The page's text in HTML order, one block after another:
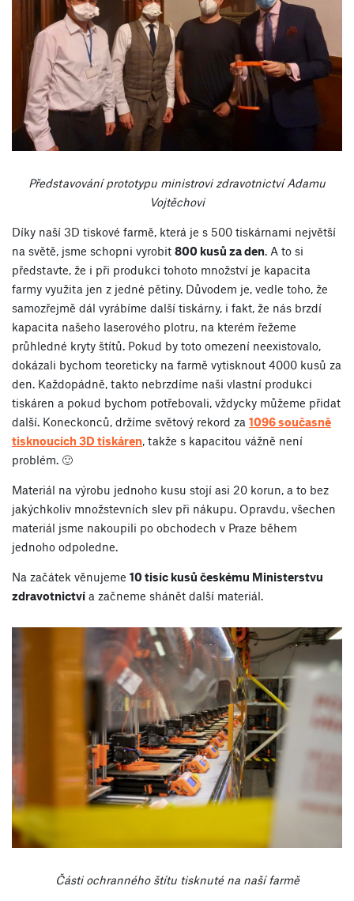
Představování prototypu ministrovi zdravotnictví Adamu
Vojtěchovi
Díky naší 3D tiskové farmě, která je s 500 tiskárnami největší
na světě, jsme schopni vyrobit 800 kusů za den. A to si
představte, že i při produkci tohoto množství je kapacita
farmy využita jen z jedné pětiny. Důvodem je, vedle toho, že
samozřejmě dál vyrábíme další tiskárny, i fakt, že nás brzdí
kapacita našeho laserového plotru, na kterém řežeme
průhledné kryty štítů. Pokud by toto omezení neexistovalo,
dokázali bychom teoreticky na farmě vytisknout 4000 kusů za
den. Každopádně, takto nebrzdíme naši vlastní produkci
tiskáren a pokud bychom potřebovali, vždycky můžeme přidat
další. Koneckonců, držíme světový rekord za 1096 současně
tisknoucích 3D tiskáren, takže s kapacitou vážně není
problém. 🙂
Materiál na výrobu jednoho kusu stojí asi 20 korun, a to bez
jakýchkoliv množstevních slev při nákupu. Opravdu, všechen
materiál jsme nakoupili po obchodech v Praze během
jednoho odpoledne.
Na začátek věnujeme 10 tisíc kusů českému Ministerstvu
zdravotnictví a začneme shánět další materiál.
Části ochranného štítu tisknuté na naší farmě